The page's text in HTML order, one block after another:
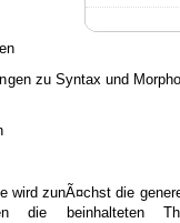
zu Syntax und
wird zunÃ¤chst die
beinhalteten